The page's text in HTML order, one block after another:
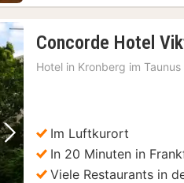
Nächstes Bild
Concorde Hotel
Hotel in Kronberg im Taunus
Im Luftkurort
In 20 Minuten in
Viele Restaurants in